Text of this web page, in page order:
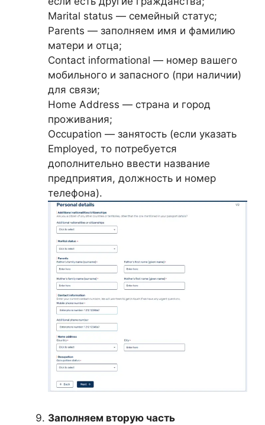
Marital status — семейный статус;
Parents — заполняем имя и фамилию
матери и отца;
Contact informational — номер вашего
мобильного и запасного (при наличии)
для связи;
Home Address — страна и город
проживания;
Occupation — занятость (если указать
Employed, то потребуется
дополнительно ввести название
предприятия, должность и номер
телефона).
Заполняем вторую часть